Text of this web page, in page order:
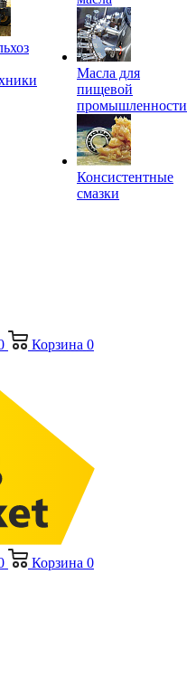
Масла для
пищевой
промышленности
Консистентные
смазки
Корзина 0
Корзина 0